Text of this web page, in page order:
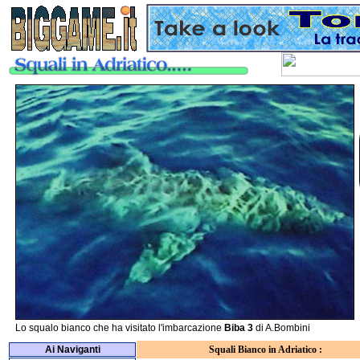
Ai Naviganti
Squali Bianco in Adriatico :
Lo squalo bianco che ha visitato l'imbarcazione Biba 3 di A.Bombini